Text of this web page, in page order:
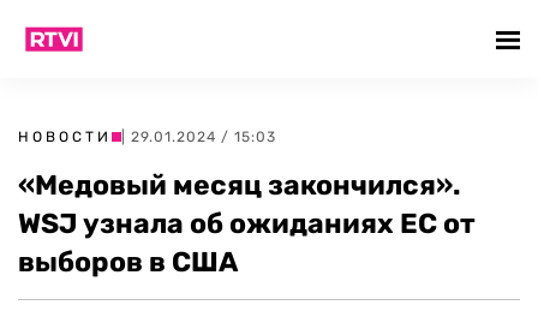
НОВОСТИ | 29.01.2024 / 15:03
«Медовый месяц закончился».
WSJ узнала об ожиданиях ЕС от
выборов в США